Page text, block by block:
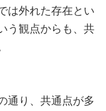
は外れた存在とい
う観点からも、共
通り、共通点が多